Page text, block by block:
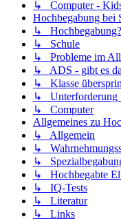
↳ Computer -
Hochbegabung bei
↳ Hochbegabung?
↳ Schule
↳ Probleme im
↳ ADS - gibt es
↳ Klasse
↳ Unterforderung
↳ Computer
Allgemeines zu
↳ Allgemein
↳
↳
↳ Hochbegabte
↳ IQ-Tests
↳ Literatur
↳ Links